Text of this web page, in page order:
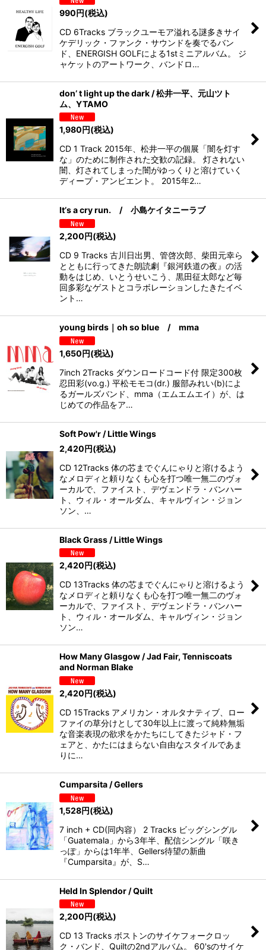
990円(税込)
CD 6Tracks ブラックユーモア溢れる謎多きサイ
ケデリック・ファンク・サウンドを奏でるバン
ド、ENERGISH GOLFによる1stミニアルバム。 ジ
ャケットのアートワーク、バンドロ…
don’ t light up the dark / 松井一平、元山ツト
ム、YTAMO
1,980円(税込)
CD 1 Track 2015年、松井一平の個展「闇を灯す
な」のために制作された交歓の記録。 灯されない
闇、灯されてしまった闇がゆっくりと溶けていく
ディープ・アンビエント。 2015年2…
Itʼs a cry run. / 小島ケイタニーラブ
2,200円(税込)
CD 9 Tracks 古川日出男、管啓次郎、柴田元幸ら
とともに行ってきた朗読劇『銀河鉄道の夜』の活
動をはじめ、いとうせいこう、黒田征太郎など毎
回多彩なゲストとコラボレーションしたきたイベ
ント…
young birds｜oh so blue / mma
1,650円(税込)
7inch 2Tracks ダウンロードコード付 限定300枚
忍田彩(vo.g.) 平松モモコ(dr.) 服部みれい(b)によ
るガールズバンド、mma（エムエムエイ）が、は
じめての作品をア…
Soft Pow'r / Little Wings
2,420円(税込)
CD 12Tracks 体の芯までぐんにゃりと溶けるよう
なメロディと頼りなくも心を打つ唯一無二のヴォ
ーカルで、ファイスト、デヴェンドラ・バンハー
ト、ウィル・オールダム、キャルヴィン・ジョン
ソン、…
Black Grass / Little Wings
2,420円(税込)
CD 13Tracks 体の芯までぐんにゃりと溶けるよう
なメロディと頼りなくも心を打つ唯一無二のヴォ
ーカルで、ファイスト、デヴェンドラ・バンハー
ト、ウィル・オールダム、キャルヴィン・ジョン
ソン…
How Many Glasgow / Jad Fair, Tenniscoats
and Norman Blake
2,420円(税込)
CD 15Tracks アメリカン・オルタナティブ、ロー
ファイの草分けとして30年以上に渡って純粋無垢
な音楽表現の欲求をかたちにしてきたジャド・フ
ェアと、かたにはまらない自由なスタイルであま
りに…
Cumparsita / Gellers
1,528円(税込)
7 inch + CD(同内容） 2 Tracks ビッグシングル
「Guatemala」から3年半、配信シングル「咲き
っぽ」からは1年半、Gellers待望の新曲
『Cumparsita』が、S…
Held In Splendor / Quilt
2,200円(税込)
CD 13 Tracks ボストンのサイケフォークロッ
ク・バンド、Quiltの2ndアルバム。 60'sのサイケ